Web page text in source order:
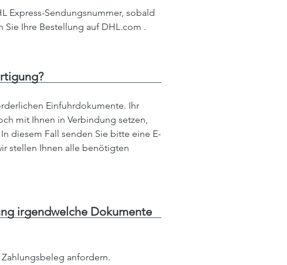
Express-Sendungsnummer, sobald
Ihre Bestellung auf DHL.com .
Einfuhrdokumente. Ihr
mit Ihnen in Verbindung setzen,
diesem Fall senden Sie bitte eine E-
stellen Ihnen alle benötigten
irgendwelche Dokumente
anfordern.